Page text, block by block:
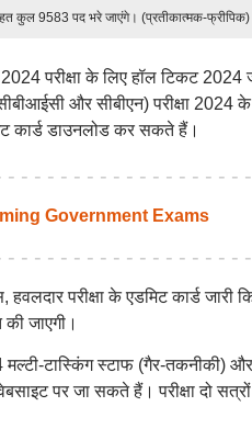
कुल 9583 पद भरे जाएंगे। (प्रतीकात्मक-फ्रीपिक)
परीक्षा के लिए हॉल टिकट 2024
और सीबीएन) परीक्षा 2024
कार्ड डाउनलोड कर सकते हैं।
Government Exams
परीक्षा के एडमिट कार्ड
जाएगी।
टास्किंग स्टाफ (गैर-तकनीकी)
पर जा सकते हैं। परीक्षा दो